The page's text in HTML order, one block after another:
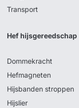
Transport
Hef hijsgereedschap
Dommekracht
Hefmagneten
Hijsbanden stroppen
Hijslier